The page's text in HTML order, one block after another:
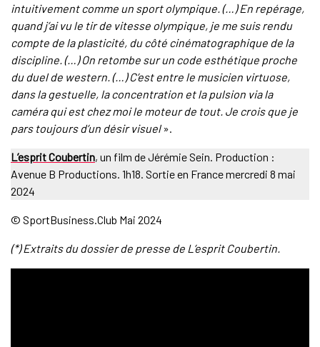
intuitivement comme un sport olympique. (…) En repérage,
quand j’ai vu le tir de vitesse olympique, je me suis rendu
compte de la plasticité, du côté cinématographique de la
discipline. (…) On retombe sur un code esthétique proche
du duel de western. (…) C’est entre le musicien virtuose,
dans la gestuelle, la concentration et la pulsion via la
caméra qui est chez moi le moteur de tout. Je crois que je
pars toujours d’un désir visuel».
L’esprit Coubertin, un film de Jérémie Sein. Production :
Avenue B Productions. 1h18. Sortie en France mercredi 8 mai
2024
© SportBusiness.Club Mai 2024
(*) Extraits du dossier de presse de L’esprit Coubertin.